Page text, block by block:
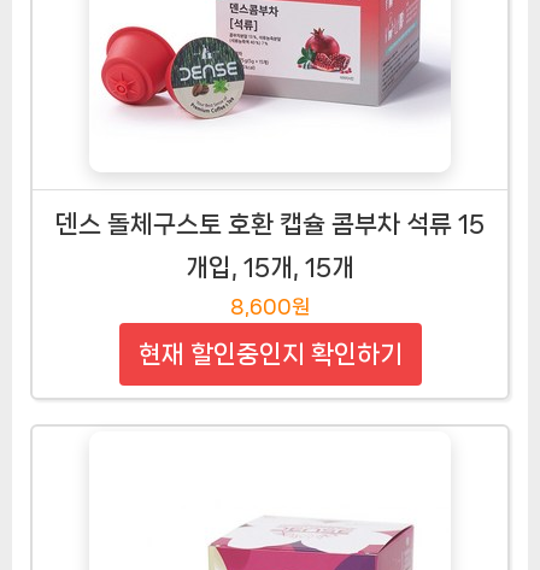
덴스 돌체구스토 호환 캡슐 콤부차 석류 15
개입, 15개, 15개
8,600원
현재 할인중인지 확인하기